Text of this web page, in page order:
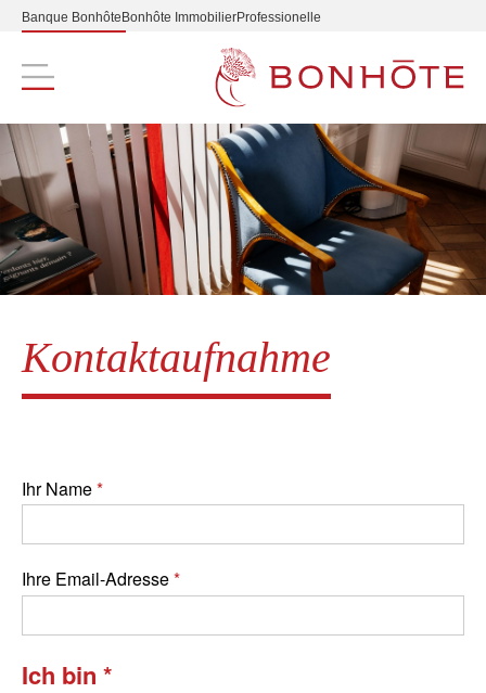
Banque Bonhôte Bonhôte ImmobilierProfessionelle
Navigation principale
Kontaktaufnahme
Ihr Name
Ihre Email-Adresse
Ich bin